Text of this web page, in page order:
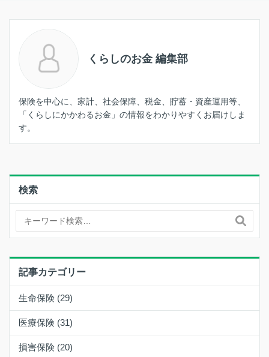
くらしのお金 編集部
保険を中心に、家計、社会保障、税金、貯蓄・資産運用等、
「くらしにかかわるお金」の情報をわかりやすくお届けしま
す。
検索
記事カテゴリー
生命保険 (29)
医療保険 (31)
損害保険 (20)